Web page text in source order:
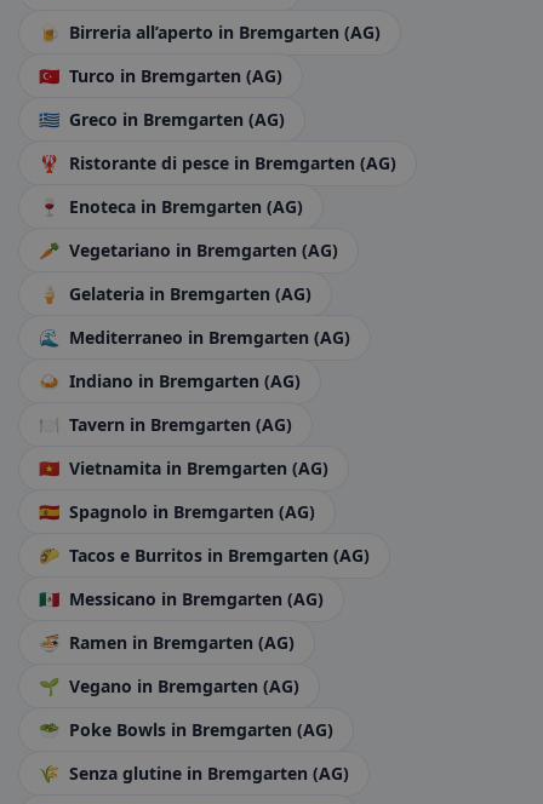
🍺 Birreria all’aperto in Bremgarten (AG)
🇹🇷 Turco in Bremgarten (AG)
🇬🇷 Greco in Bremgarten (AG)
🦞 Ristorante di pesce in Bremgarten (AG)
🍷
Enoteca in Bremgarten (AG)
🥕 Vegetariano in Bremgarten (AG)
🍦
Gelateria in Bremgarten (AG)
🌊
Mediterraneo in Bremgarten (AG)
🍛 Indiano in Bremgarten (AG)
🍽️ Tavern in Bremgarten (AG)
🇻🇳 Vietnamita in Bremgarten (AG)
🇪🇸 Spagnolo in Bremgarten (AG)
🌮 Tacos e Burritos in Bremgarten (AG)
🇲🇽 Messicano in Bremgarten (AG)
🍜 Ramen in Bremgarten (AG)
🌱 Vegano in Bremgarten (AG)
🥗 Poke Bowls in Bremgarten (AG)
🌾 Senza glutine in Bremgarten (AG)